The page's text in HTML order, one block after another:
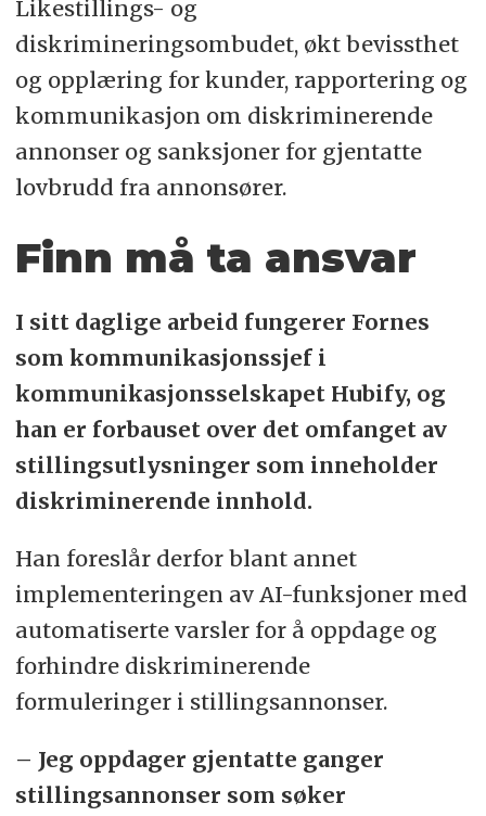
Likestillings- og
diskrimineringsombudet, økt bevissthet
og opplæring for kunder, rapportering og
kommunikasjon om diskriminerende
annonser og sanksjoner for gjentatte
lovbrudd fra annonsører.
Finn må ta ansvar
I sitt daglige arbeid fungerer Fornes
som kommunikasjonssjef i
kommunikasjonsselskapet Hubify, og
han er forbauset over det omfanget av
stillingsutlysninger som inneholder
diskriminerende innhold.
Han foreslår derfor blant annet
implementeringen av AI-funksjoner med
automatiserte varsler for å oppdage og
forhindre diskriminerende
formuleringer i stillingsannonser.
– Jeg oppdager gjentatte ganger
stillingsannonser som søker